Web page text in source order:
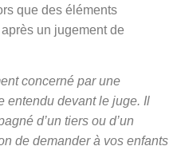
que des éléments
un jugement de
concerné par une
entendu devant le juge. Il
d’un tiers ou d’un
de demander à vos enfants